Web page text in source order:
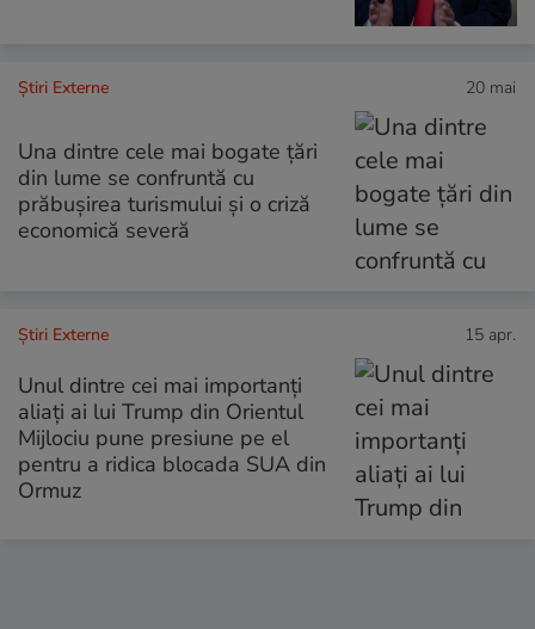
Știri Externe 20 mai
Una dintre cele mai bogate țări
din lume se confruntă cu
prăbușirea turismului și o criză
economică severă
Știri Externe 15 apr.
Unul dintre cei mai importanți
aliați ai lui Trump din Orientul
Mijlociu pune presiune pe el
pentru a ridica blocada SUA din
Ormuz